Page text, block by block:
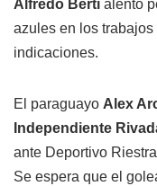
Alfredo Berti alentó
azules en los
indicaciones.
El paraguayo Alex
Independiente
ante Deportivo
Se espera que el